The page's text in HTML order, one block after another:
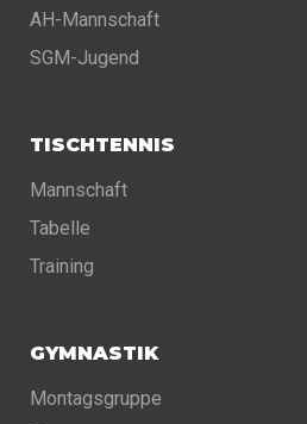
AH-Mannschaft
SGM-Jugend
TISCHTENNIS
Mannschaft
Tabelle
Training
GYMNASTIK
Montagsgruppe